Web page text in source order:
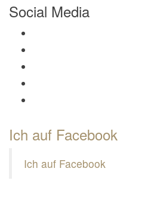
Social Media
Ich auf Facebook
Ich auf Facebook